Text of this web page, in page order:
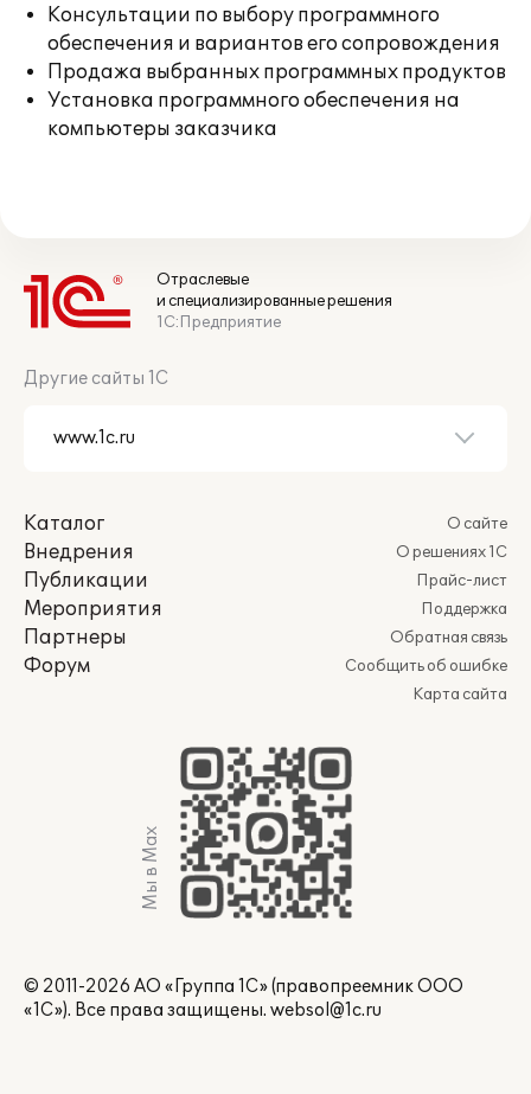
Консультации по выбору программного
обеспечения и вариантов его сопровождения
Продажа выбранных программных продуктов
Установка программного обеспечения на
компьютеры заказчика
Отраслевые
и специализированные решения
1С:Предприятие
Другие сайты 1С
Каталог
Внедрения
Публикации
Мероприятия
Партнеры
Форум
О сайте
О решениях 1С
Прайс-лист
Поддержка
Обратная связь
Сообщить об ошибке
Карта сайта
Мы в Max
© 2011-2026 АО «Группа 1С» (правопреемник ООО
«1С»). Все права защищены. websol@1c.ru